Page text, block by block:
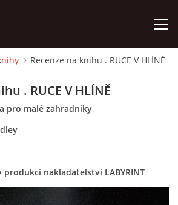
Recenze na knihu . RUCE V HLÍNĚ
. RUCE V HLÍNĚ
pro malé zahradníky
produkci nakladatelství LABYRINT